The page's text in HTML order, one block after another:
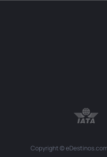
Copyright ©